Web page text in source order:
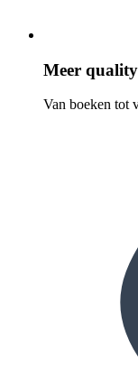
Meer
Van boeken tot